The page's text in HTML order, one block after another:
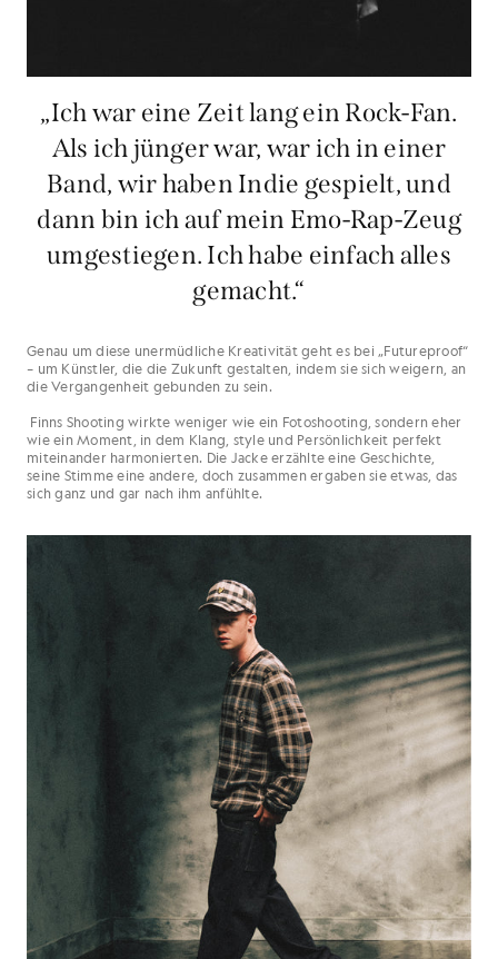
„Ich war eine Zeit lang ein Rock-Fan.
Als ich jünger war, war ich in einer
Band, wir haben Indie gespielt, und
dann bin ich auf mein Emo-Rap-Zeug
umgestiegen. Ich habe einfach alles
gemacht.“
Genau um diese unermüdliche Kreativität geht es bei „Futureproof“
– um Künstler, die die Zukunft gestalten, indem sie sich weigern, an
die Vergangenheit gebunden zu sein.
Finns Shooting wirkte weniger wie ein Fotoshooting, sondern eher
wie ein Moment, in dem Klang, style und Persönlichkeit perfekt
miteinander harmonierten. Die Jacke erzählte eine Geschichte,
seine Stimme eine andere, doch zusammen ergaben sie etwas, das
sich ganz und gar nach ihm anfühlte.